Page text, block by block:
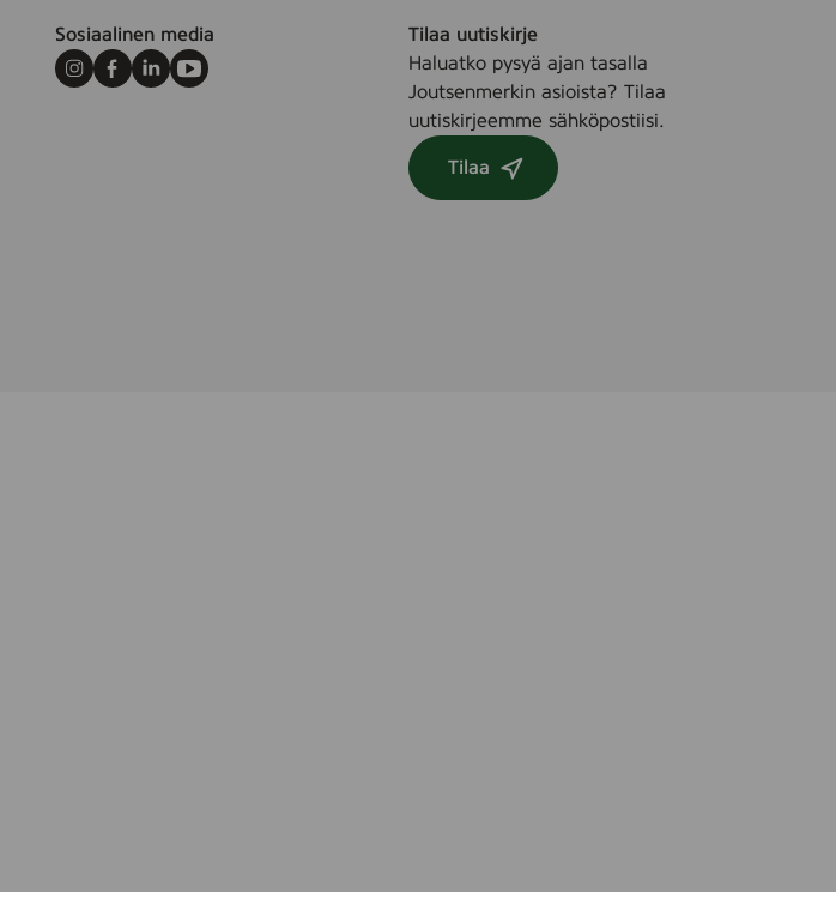
Sosiaalinen media
Instagram
Facebook
LinkedInYoutube
Tilaa uutiskirje
Haluatko pysyä ajan tasalla
Joutsenmerkin asioista? Tilaa
uutiskirjeemme sähköpostiisi.
Tilaa